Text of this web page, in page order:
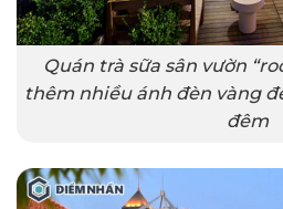
Quán trà sữa sân vườn
thêm nhiều ánh đèn vàng
đêm